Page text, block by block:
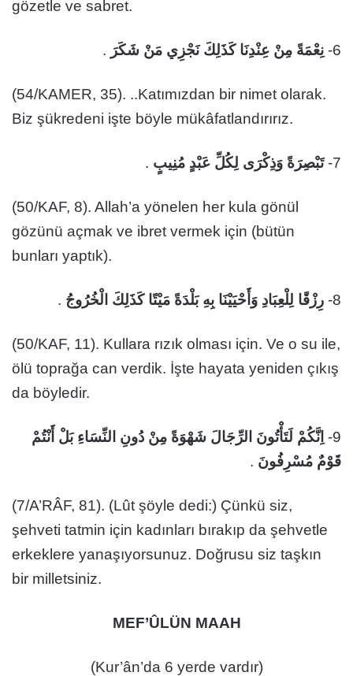
gözetle ve sabret.
6- نِعْمَةً مِنْ عِنْدِنَا كَذَلِكَ نَجْزِي مَنْ شَكَرَ .
(54/KAMER, 35). ..Katımızdan bir nimet olarak.
Biz şükredeni işte böyle mükâfatlandırırız.
7- تَبْصِرَةً وَذِكْرَى لِكُلِّ عَبْدٍ مُنِيبٍ .
(50/KAF, 8). Allah’a yönelen her kula gönül
gözünü açmak ve ibret vermek için (bütün
bunları yaptık).
8- رِزْقًا لِلْعِبَادِ وَأَحْيَيْنَا بِهِ بَلْدَةً مَيْتًا كَذَلِكَ الْخُرُوجُ .
(50/KAF, 11). Kullara rızık olması için. Ve o su ile,
ölü toprağa can verdik. İşte hayata yeniden çıkış
da böyledir.
9-
اِنَّكُمْ لَتَأْتُونَ الرِّجَالَ شَهْوَةً مِنْ دُونِ النِّسَاءِ بَلْ أَنْتُمْ
قَوْمٌ مُسْرِفُونَ .
(7/A’RÂF, 81). (Lût şöyle dedi:) Çünkü siz,
şehveti tatmin için kadınları bırakıp da şehvetle
erkeklere yanaşıyorsunuz. Doğrusu siz taşkın
bir milletsiniz.
MEF’ÛLÜN MAAH
(Kur’ân’da 6 yerde vardır)